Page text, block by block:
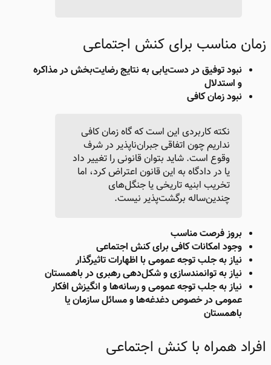
زمان مناسب برای کنش اجتماعی​
نبود توفیق در دست‌یابی به نتایج رضایت‌بخش در مذاکره
و استدلال
نبود زمان کافی​
نکته کاربردی این است که گاه زمان کافی
نداریم چون اتفاقی جبران‌ناپذیر در شرف
وقوع است. شاید بتوان قانونی را تغییر داد
یا در دادگاه به این قانون اعتراض کرد، اما
تخریب ابنیه تاریخی یا جنگل‌های
چندین‌ساله برگشت‌پذیر نیست.
بروز فرصت مناسب
وجود امکانات کافی برای کنش اجتماعی
نیاز به جلب توجه عمومی با اظهارات تاثیرگذار
نیاز به توانمندسازی و شکل‌دهی رهبری در باهمستان
نیاز به جلب توجه عمومی و رسانه‌ها و انگیزش افکار
عمومی در خصوص دغدغه‌ها و مسائل سازمان یا
باهمستان​
افراد همراه با کنش اجتماعی​